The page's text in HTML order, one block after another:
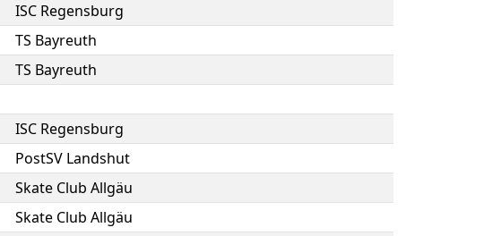
ISC Regensburg
TS Bayreuth
TS Bayreuth
ISC Regensburg
PostSV Landshut
Skate Club Allgäu
Skate Club Allgäu